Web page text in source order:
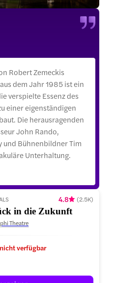
Robert Zemeckis
dem Jahr 1985 ist ein
verspielte Essenz des
einer eigenständigen
Die herausragenden
John Rando,
und Bühnenbildner Tim
Unterhaltung.
4.8 (2.5K)
in die Zukunft
Theatre
verfügbar